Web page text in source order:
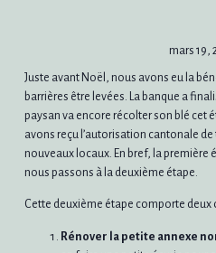
mars 19,
Juste avant Noël, nous avons eu la
barrières être levées. La banque a
paysan va encore récolter son blé cet
avons reçu l’autorisation cantonale
nouveaux locaux. En bref, la première
nous passons à la deuxième étape.
Cette deuxième étape comporte deux
Rénover la petite annexe